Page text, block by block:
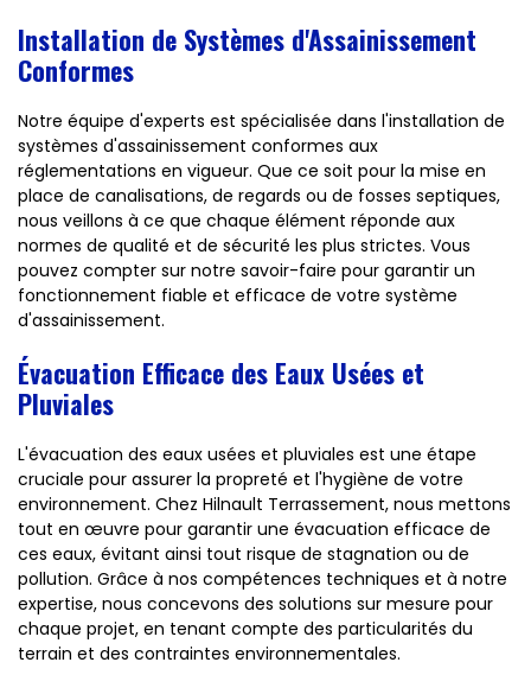
Installation de Systèmes d'Assainissement
Conformes
Notre équipe d'experts est spécialisée dans l'installation de
systèmes d'assainissement conformes aux
réglementations en vigueur. Que ce soit pour la mise en
place de canalisations, de regards ou de fosses septiques,
nous veillons à ce que chaque élément réponde aux
normes de qualité et de sécurité les plus strictes. Vous
pouvez compter sur notre savoir-faire pour garantir un
fonctionnement fiable et efficace de votre système
d'assainissement.
Évacuation Efficace des Eaux Usées et
Pluviales
L'évacuation des eaux usées et pluviales est une étape
cruciale pour assurer la propreté et l'hygiène de votre
environnement. Chez Hilnault Terrassement, nous mettons
tout en œuvre pour garantir une évacuation efficace de
ces eaux, évitant ainsi tout risque de stagnation ou de
pollution. Grâce à nos compétences techniques et à notre
expertise, nous concevons des solutions sur mesure pour
chaque projet, en tenant compte des particularités du
terrain et des contraintes environnementales.